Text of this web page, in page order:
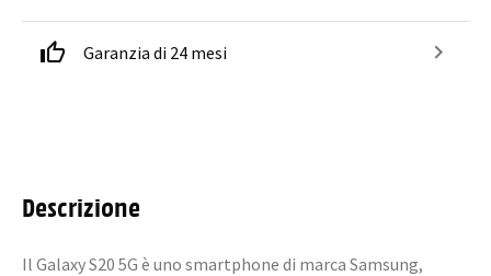
Garanzia di 24 mesi
Descrizione
Il Galaxy S20 5G è uno smartphone di marca Samsung,